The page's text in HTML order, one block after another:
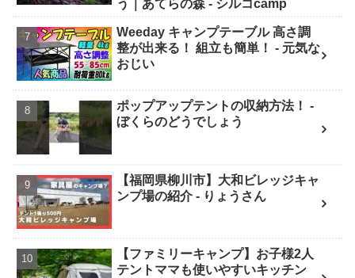
う｜あてらの森 - シルコcamp
Weeday キャンプテーブル 高さ調
整が出来る！ 組立も簡単！ - 元気な
おじい
ポップアップテントの収納方法！ -
ぼくらのどうでしょう
【福岡県柳川市】大和ビレッジキャ
ンプ場の紹介 - りょうさん
【ファミリーキャンプ】お子様2人
テントママも使いやすいキッチン